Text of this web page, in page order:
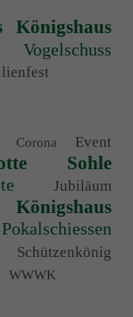
Königshaus
Vogelschuss
Corona Event
Sohle
Jubiläum
Königshaus
Pokalschiessen
Schützenkönig
WWWK